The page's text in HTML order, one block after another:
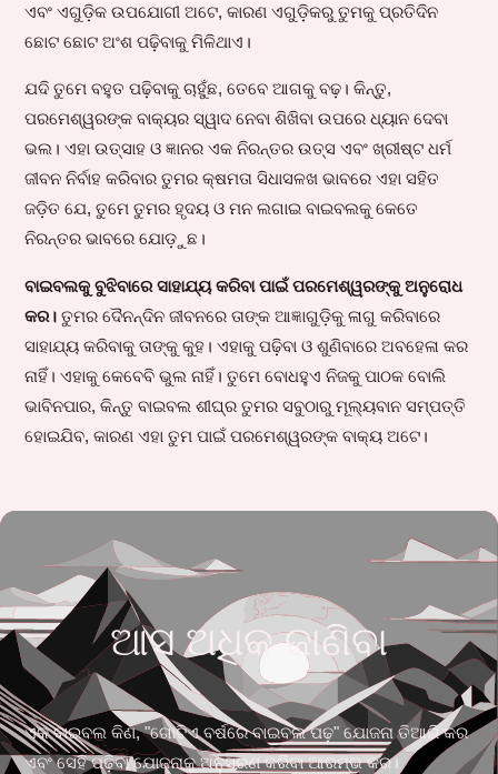
ଏବଂ ଏଗୁଡ଼ିକ ଉପଯୋଗୀ ଅଟେ, କାରଣ ଏଗୁଡ଼ିକରୁ ତୁମକୁ ପ୍ରତିଦିନ
ଛୋଟ ଛୋଟ ଅଂଶ ପଢ଼ିବାକୁ ମିଳିଥାଏ।
ଯଦି ତୁମେ ବହୁତ ପଢ଼ିବାକୁ ଚାହୁଁଛ, ତେବେ ଆଗକୁ ବଢ଼। କିନ୍ତୁ,
ପରମେଶ୍ୱରଙ୍କ ବାକ୍ୟର ସ୍ୱାଦ ନେବା ଶିଖିବା ଉପରେ ଧ୍ୟାନ ଦେବା
ଭଲ। ଏହା ଉତ୍ସାହ ଓ ଜ୍ଞାନର ଏକ ନିରନ୍ତର ଉତ୍ସ ଏବଂ ଖ୍ରୀଷ୍ଟ ଧର୍ମ
ଜୀବନ ନିର୍ବାହ କରିବାର ତୁମର କ୍ଷମତା ସିଧାସଳଖ ଭାବରେ ଏହା ସହିତ
ଜଡ଼ିତ ଯେ, ତୁମେ ତୁମର ହୃଦୟ ଓ ମନ ଲଗାଇ ବାଇବଲକୁ କେତେ
ନିରନ୍ତର ଭାବରେ ଯୋଡ଼ୁଛ।
ବାଇବଲକୁ ବୁଝିବାରେ ସାହାଯ୍ୟ କରିବା ପାଇଁ ପରମେଶ୍ୱରଙ୍କୁ ଅନୁରୋଧ
କର।ତୁମର ଦୈନନ୍ଦିନ ଜୀବନରେ ତାଙ୍କ ଆଜ୍ଞାଗୁଡ଼ିକୁ ଳାଗୁ କରିବାରେ
ସାହାଯ୍ୟ କରିବାକୁ ତାଙ୍କୁ କୁହ। ଏହାକୁ ପଢ଼ିବା ଓ ଶୁଣିବାରେ ଅବହେଳା କର
ନାହିଁ। ଏହାକୁ କେବେବି ଭୁଲ ନାହିଁ। ତୁମେ ବୋଧହୁଏ ନିଜକୁ ପାଠକ ବୋଲି
ଭାବିନପାର, କିନ୍ତୁ ବାଇବଲ ଶୀଘ୍ର ତୁମର ସବୁଠାରୁ ମୂଲ୍ୟବାନ ସମ୍ପତ୍ତି
ହୋଇଯିବ, କାରଣ ଏହା ତୁମ ପାଇଁ ପରମେଶ୍ୱରଙ୍କ ବାକ୍ୟ ଅଟେ।
ଆସ ଅଧିକ ଜାଣିବା
ଏକ ବାଇବଲ କିଣ, "ଗୋଟିଏ ବର୍ଷରେ ବାଇବଲ ପଢ଼" ଯୋଜନା ତିଆରି କର
ଏବଂ ସେହି ପଢ଼ିବା ଯୋଜନାକୁ ଅନୁସରଣ କରିବା ଆରମ୍ଭ କର।